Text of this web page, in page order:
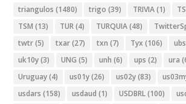
triangulos (1480) trigo (39) TRIVIA(1) TS
TSM (13) TUR(4) TURQUIA(48)
twtr(5) txar(27) txn (7) Tyx (106) ubs
uk10y(3) UNG (5) unh (6) ups (2) ura
Uruguay(4) us01y(26) us02y(83)
usdars (158) usdaud (1) USDBRL(100)